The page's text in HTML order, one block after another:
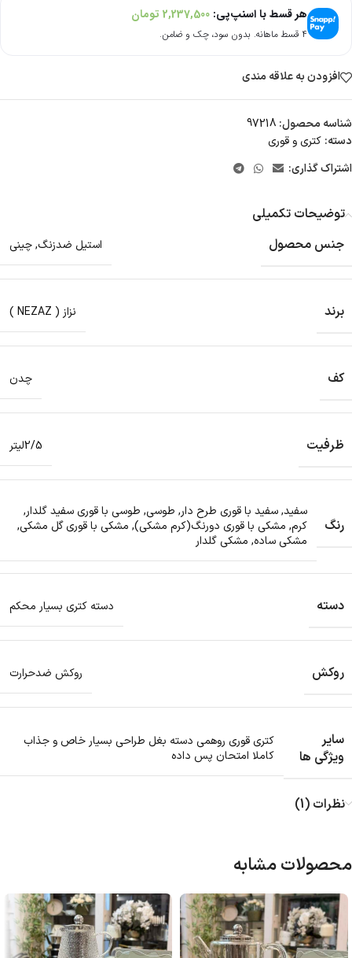
هر قسط با اسنپ‌پی: 2,237,500 تومان
۴ قسط ماهانه. بدون سود، چک و ضامن.
افزودن به علاقه مندی
شناسه محصول: 97218
دسته: کتری و قوری
اشتراک گذاری:
توضیحات تکمیلی
جنس محصول
استیل ضدزنگ,چینی
برند نزاز ( NEZAZ )
کف چدن
ظرفیت 2/5لیتر
رنگ
سفید,سفید با قوری طرح دار, طوسی, طوسی با قوری سفید گلدار,
کرم, مشکی با قوری دورنگ(کرم مشکی), مشکی با قوری گل مشکی,
مشکی ساده, مشکی گلدار
دسته دسته کتری بسیار محکم
روکش روکش ضدحرارت
سایر
ویژگی ها
کتری قوری روهمی دسته بغل طراحی بسیار خاص و جذاب
کاملا امتحان پس داده
نظرات (1)
محصولات مشابه